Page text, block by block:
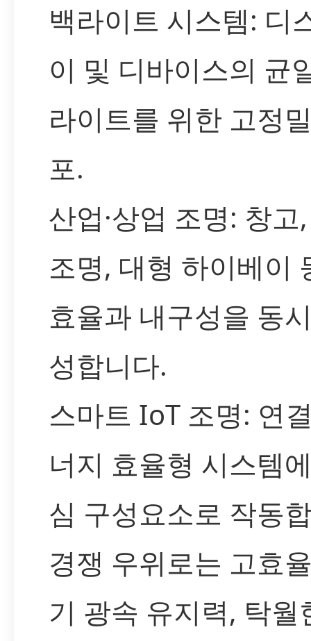
백라이트 시스템: 디
이 및 디바이스의 균
라이트를 위한 고정
포.
산업·상업 조명: 창고
조명, 대형 하이베이
효율과 내구성을 동
성합니다.
스마트 IoT 조명: 연
너지 효율형 시스템
심 구성요소로 작동
경쟁 우위로는 고효
기 광속 유지력, 탁월